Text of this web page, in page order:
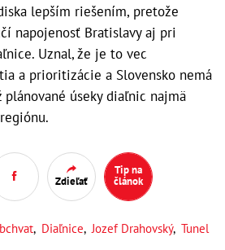
lepším riešením, pretože
napojenosť Bratislavy aj pri
Uznal, že je to vec
a prioritizácie a Slovensko nemá
úseky diaľnic najmä
Zdieľať
Tip na
článok
, Diaľnice,Jozef Drahovský, Tunel